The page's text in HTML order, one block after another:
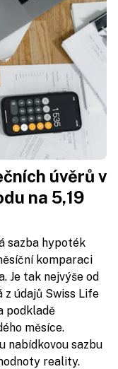
úvěrů v
na 5,19
sazba hypoték
komparaci
Je tak nejvýše od
údajů Swiss Life
podkladě
měsíce.
nabídkovou sazbu
reality.